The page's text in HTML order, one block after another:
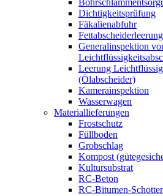
Dichtigkeitsprüfung
Fäkalienabfuhr
Fettabscheiderleerung
Generalinspektion
Leerung
(Ölabscheider)
Kamerainspektion
Wasserwagen
Materiallieferungen
Frostschutz
Füllboden
Grobschlag
Kompost
Kultursubstrat
RC-Beton
RC-Bitumen-Schotter